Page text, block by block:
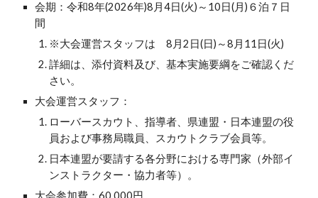
会期：令和8年(2026年)8月4日(火)～10日(月)６泊７日
間
※大会運営スタッフは 8月2日(日)～8月11日(火)
詳細は、添付資料及び、基本実施要綱をご確認くだ
さい。
大会運営スタッフ：
ローバースカウト、指導者、県連盟・日本連盟の役
員および事務局職員、スカウトクラブ会員等。
日本連盟が要請する各分野における専門家（外部イ
ンストラクター・協力者等）。
大会参加費：60,000円